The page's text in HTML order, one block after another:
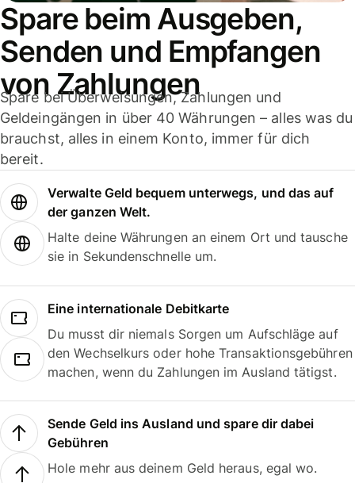
Spare beim Ausgeben,
Senden und Empfangen
von Zahlungen
Spare bei Überweisungen, Zahlungen und
Geldeingängen in über 40 Währungen – alles was du
brauchst, alles in einem Konto, immer für dich
bereit.
Verwalte Geld bequem unterwegs, und das auf
der ganzen Welt.
Halte deine Währungen an einem Ort und tausche
sie in Sekundenschnelle um.
Eine internationale Debitkarte
Du musst dir niemals Sorgen um Aufschläge auf
den Wechselkurs oder hohe Transaktionsgebühren
machen, wenn du Zahlungen im Ausland tätigst.
Sende Geld ins Ausland und spare dir dabei
Gebühren
Hole mehr aus deinem Geld heraus, egal wo.